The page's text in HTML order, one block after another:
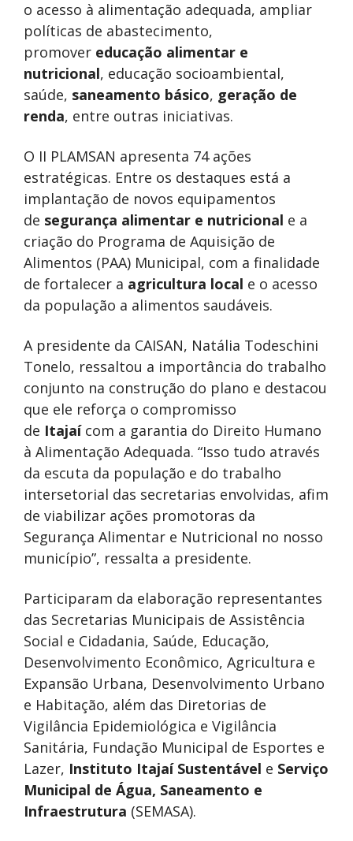
o acesso à alimentação adequada, ampliar
políticas de abastecimento,
promover educação alimentar e
nutricional, educação socioambiental,
saúde, saneamento básico, geração de
renda, entre outras iniciativas.
O II PLAMSAN apresenta 74 ações
estratégicas. Entre os destaques está a
implantação de novos equipamentos
de segurança alimentar e nutricional e a
criação do Programa de Aquisição de
Alimentos (PAA) Municipal, com a finalidade
de fortalecer a agricultura local e o acesso
da população a alimentos saudáveis.
A presidente da CAISAN, Natália Todeschini
Tonelo, ressaltou a importância do trabalho
conjunto na construção do plano e destacou
que ele reforça o compromisso
de Itajaícom a garantia do Direito Humano
à Alimentação Adequada. “Isso tudo através
da escuta da população e do trabalho
intersetorial das secretarias envolvidas, afim
de viabilizar ações promotoras da
Segurança Alimentar e Nutricional no nosso
município”, ressalta a presidente.
Participaram da elaboração representantes
das Secretarias Municipais de Assistência
Social e Cidadania, Saúde, Educação,
Desenvolvimento Econômico, Agricultura e
Expansão Urbana, Desenvolvimento Urbano
e Habitação, além das Diretorias de
Vigilância Epidemiológica e Vigilância
Sanitária, Fundação Municipal de Esportes e
Lazer, Instituto Itajaí Sustentável e Serviço
Municipal de Água, Saneamento e
Infraestrutura (SEMASA).